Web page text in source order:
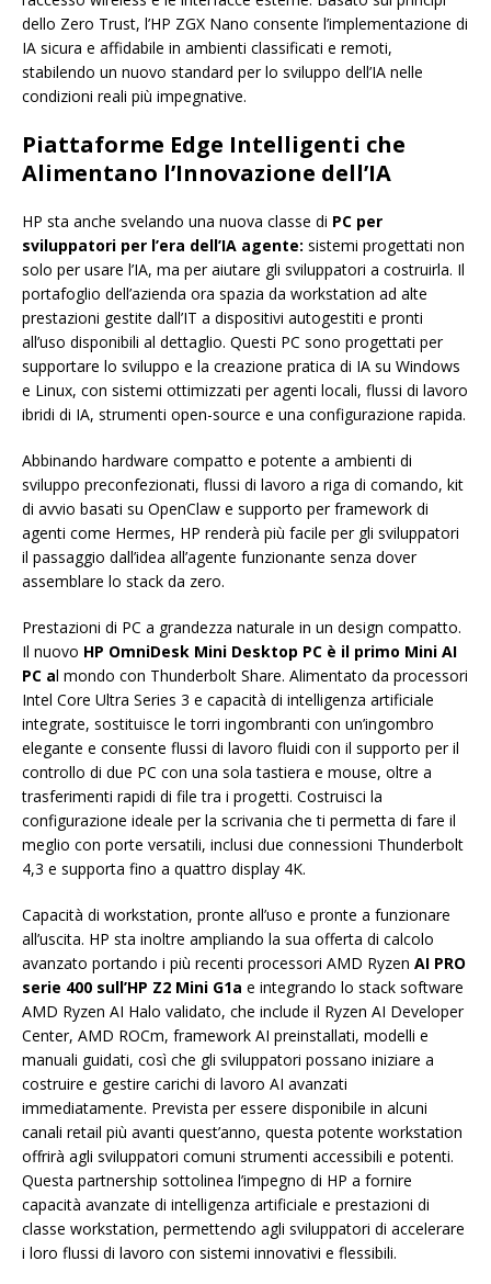
dello Zero Trust, l’HP ZGX Nano consente l’implementazione di
IA sicura e affidabile in ambienti classificati e remoti,
stabilendo un nuovo standard per lo sviluppo dell’IA nelle
condizioni reali più impegnative.
Piattaforme Edge Intelligenti che
Alimentano l’Innovazione dell’IA
HP sta anche svelando una nuova classe di PC per
sviluppatori per l’era dell’IA agente: sistemi progettati non
solo per usare l’IA, ma per aiutare gli sviluppatori a costruirla. Il
portafoglio dell’azienda ora spazia da workstation ad alte
prestazioni gestite dall’IT a dispositivi autogestiti e pronti
all’uso disponibili al dettaglio. Questi PC sono progettati per
supportare lo sviluppo e la creazione pratica di IA su Windows
e Linux, con sistemi ottimizzati per agenti locali, flussi di lavoro
ibridi di IA, strumenti open-source e una configurazione rapida.
Abbinando hardware compatto e potente a ambienti di
sviluppo preconfezionati, flussi di lavoro a riga di comando, kit
di avvio basati su OpenClaw e supporto per framework di
agenti come Hermes, HP renderà più facile per gli sviluppatori
il passaggio dall’idea all’agente funzionante senza dover
assemblare lo stack da zero.
Prestazioni di PC a grandezza naturale in un design compatto.
Il nuovo HP OmniDesk Mini Desktop PC è il primo Mini AI
PC al mondo con Thunderbolt Share. Alimentato da processori
Intel Core Ultra Series 3 e capacità di intelligenza artificiale
integrate, sostituisce le torri ingombranti con un’ingombro
elegante e consente flussi di lavoro fluidi con il supporto per il
controllo di due PC con una sola tastiera e mouse, oltre a
trasferimenti rapidi di file tra i progetti. Costruisci la
configurazione ideale per la scrivania che ti permetta di fare il
meglio con porte versatili, inclusi due connessioni Thunderbolt
4,3 e supporta fino a quattro display 4K.
Capacità di workstation, pronte all’uso e pronte a funzionare
all’uscita. HP sta inoltre ampliando la sua offerta di calcolo
avanzato portando i più recenti processori AMD Ryzen AI PRO
serie 400 sull’HP Z2 Mini G1a e integrando lo stack software
AMD Ryzen AI Halo validato, che include il Ryzen AI Developer
Center, AMD ROCm, framework AI preinstallati, modelli e
manuali guidati, così che gli sviluppatori possano iniziare a
costruire e gestire carichi di lavoro AI avanzati
immediatamente. Prevista per essere disponibile in alcuni
canali retail più avanti quest’anno, questa potente workstation
offrirà agli sviluppatori comuni strumenti accessibili e potenti.
Questa partnership sottolinea l’impegno di HP a fornire
capacità avanzate di intelligenza artificiale e prestazioni di
classe workstation, permettendo agli sviluppatori di accelerare
i loro flussi di lavoro con sistemi innovativi e flessibili.